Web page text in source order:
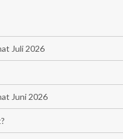
Juli 2026
Juni 2026